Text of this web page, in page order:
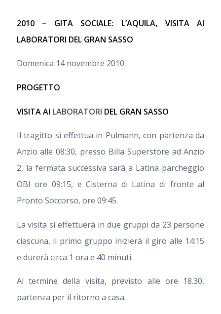
2010 – GITA SOCIALE: L’AQUILA, VISITA AI
LABORATORI DEL GRAN SASSO
Domenica 14 novembre 2010
PROGETTO
VISITA AI LABORATORI DEL GRAN SASSO
Il tragitto si effettua in Pulmann, con partenza da
Anzio alle 08:30, presso Billa Superstore ad Anzio
2, la fermata successiva sarà a Latina parcheggio
OBI ore 09:15, e Cisterna di Latina di fronte al
Pronto Soccorso, ore 09:45.
La visita si effettuerà in due gruppi da 23 persone
ciascuna, il primo gruppo inizierà il giro alle 14:15
e durerà circa 1 ora e 40 minuti.
Al termine della visita, previsto alle ore 18.30,
partenza per il ritorno a casa.